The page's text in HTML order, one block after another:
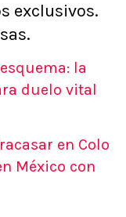
exclusivos.
la
duelo vital
en Colo
México con